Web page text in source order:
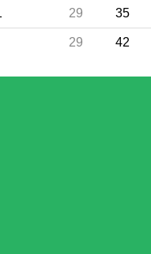
29 35
29 42